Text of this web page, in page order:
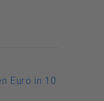
Euro in 10